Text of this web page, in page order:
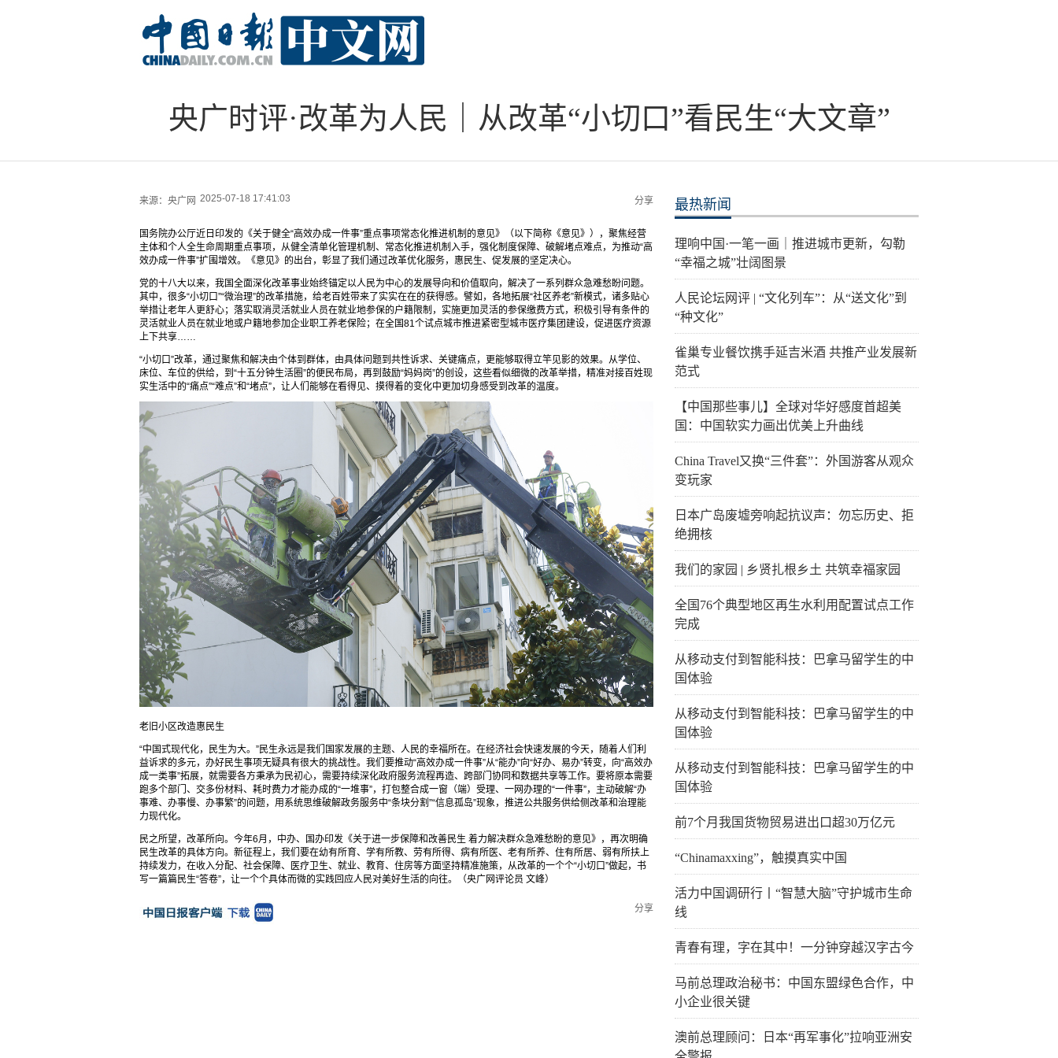
央广时评·改革为人民｜从改革“小切口”看民生“大文章”
来源： 央广网 2025-07-18 17:41:03 分享
国务院办公厅近日印发的《关于健全“高效办成一件事”重点事项常态化推进机制的意见》（以下简称《意见》），聚焦经营
主体和个人全生命周期重点事项，从健全清单化管理机制、常态化推进机制入手，强化制度保障、破解堵点难点，为推动“高
效办成一件事”扩围增效。《意见》的出台，彰显了我们通过改革优化服务，惠民生、促发展的坚定决心。
党的十八大以来，我国全面深化改革事业始终锚定以人民为中心的发展导向和价值取向，解决了一系列群众急难愁盼问题。
其中，很多“小切口”“微治理”的改革措施，给老百姓带来了实实在在的获得感。譬如，各地拓展“社区养老”新模式，诸多贴心
举措让老年人更舒心；落实取消灵活就业人员在就业地参保的户籍限制，实施更加灵活的参保缴费方式，积极引导有条件的
灵活就业人员在就业地或户籍地参加企业职工养老保险；在全国81个试点城市推进紧密型城市医疗集团建设，促进医疗资源
上下共享……
“小切口”改革，通过聚焦和解决由个体到群体，由具体问题到共性诉求、关键痛点，更能够取得立竿见影的效果。从学位、
床位、车位的供给，到“十五分钟生活圈”的便民布局，再到鼓励“妈妈岗”的创设，这些看似细微的改革举措，精准对接百姓现
实生活中的“痛点”“难点”和“堵点”，让人们能够在看得见、摸得着的变化中更加切身感受到改革的温度。
老旧小区改造惠民生
“中国式现代化，民生为大。”民生永远是我们国家发展的主题、人民的幸福所在。在经济社会快速发展的今天，随着人们利
益诉求的多元，办好民生事项无疑具有很大的挑战性。我们要推动“高效办成一件事”从“能办”向“好办、易办”转变，向“高效办
成一类事”拓展，就需要各方秉承为民初心，需要持续深化政府服务流程再造、跨部门协同和数据共享等工作。要将原本需要
跑多个部门、交多份材料、耗时费力才能办成的“一堆事”，打包整合成一窗（端）受理、一网办理的“一件事”，主动破解“办
事难、办事慢、办事繁”的问题，用系统思维破解政务服务中“条块分割”“信息孤岛”现象，推进公共服务供给侧改革和治理能
力现代化。
民之所望，改革所向。今年6月，中办、国办印发《关于进一步保障和改善民生 着力解决群众急难愁盼的意见》，再次明确
民生改革的具体方向。新征程上，我们要在幼有所育、学有所教、劳有所得、病有所医、老有所养、住有所居、弱有所扶上
持续发力，在收入分配、社会保障、医疗卫生、就业、教育、住房等方面坚持精准施策，从改革的一个个“小切口”做起，书
写一篇篇民生“答卷”，让一个个具体而微的实践回应人民对美好生活的向往。（央广网评论员 文峰）
分享
最热新闻
理响中国·一笔一画｜推进城市更新，勾勒
“幸福之城”壮阔图景
人民论坛网评 | “文化列车”：从“送文化”到
“种文化”
雀巢专业餐饮携手延吉米酒 共推产业发展新
范式
【中国那些事儿】全球对华好感度首超美
国：中国软实力画出优美上升曲线
China Travel又换“三件套”：外国游客从观众
变玩家
日本广岛废墟旁响起抗议声：勿忘历史、拒
绝拥核
我们的家园 | 乡贤扎根乡土 共筑幸福家园
全国76个典型地区再生水利用配置试点工作
完成
从移动支付到智能科技：巴拿马留学生的中
国体验
从移动支付到智能科技：巴拿马留学生的中
国体验
从移动支付到智能科技：巴拿马留学生的中
国体验
前7个月我国货物贸易进出口超30万亿元
“Chinamaxxing”，触摸真实中国
活力中国调研行丨“智慧大脑”守护城市生命
线
青春有理，字在其中！一分钟穿越汉字古今
马前总理政治秘书：中国东盟绿色合作，中
小企业很关键
澳前总理顾问：日本“再军事化”拉响亚洲安